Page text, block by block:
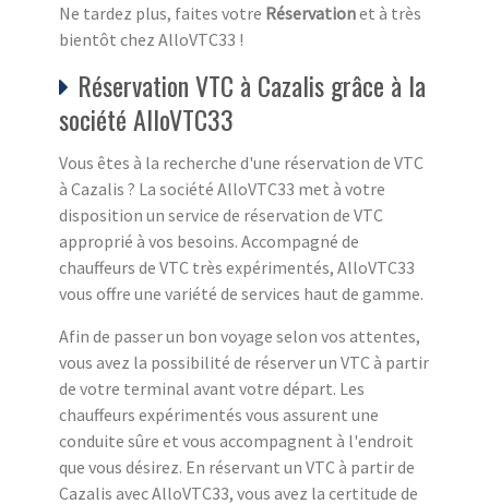
Ne tardez plus, faites votre Réservationet à très
bientôt chez AlloVTC33 !
Réservation VTC à Cazalis grâce à la
société AlloVTC33
Vous êtes à la recherche d'une réservation de VTC
à Cazalis ? La société AlloVTC33 met à votre
disposition un service de réservation de VTC
approprié à vos besoins. Accompagné de
chauffeurs de VTC très expérimentés, AlloVTC33
vous offre une variété de services haut de gamme.
Afin de passer un bon voyage selon vos attentes,
vous avez la possibilité de réserver un VTC à partir
de votre terminal avant votre départ. Les
chauffeurs expérimentés vous assurent une
conduite sûre et vous accompagnent à l'endroit
que vous désirez. En réservant un VTC à partir de
Cazalis avec AlloVTC33, vous avez la certitude de